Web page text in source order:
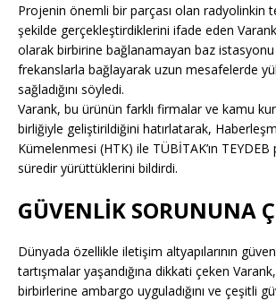
Projenin önemli bir parçası olan radyolinkin
şekilde gerçekleştirdiklerini ifade eden
olarak birbirine bağlanamayan baz istasyonu
frekanslarla bağlayarak uzun mesafelerde
sağladığını söyledi.
Varank, bu ürünün farklı firmalar ve kamu
birliğiyle geliştirildiğini hatırlatarak,
Kümelenmesi (HTK) ile TÜBİTAK’ın
süredir yürüttüklerini bildirdi.
GÜVENLİK SORUNUNA
Dünyada özellikle iletişim altyapılarının
tartışmalar yaşandığına dikkati çeken
birbirlerine ambargo uyguladığını ve çeşitli